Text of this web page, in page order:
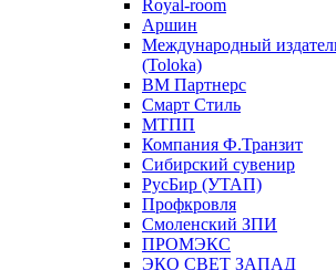
Royal-room
Аршин
Международный
(Toloka)
ВМ Партнерс
Смарт Стиль
МТПП
Компания Ф.Транзит
Сибирский сувенир
РусБир (УТАП)
Профкровля
Смоленский ЗПИ
ПРОМЭКС
ЭКО СВЕТ ЗАПАД